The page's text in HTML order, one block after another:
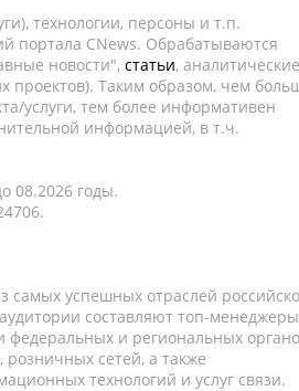
технологии, персоны и т.п.
портала CNews. Обрабатываются
новости", статьи, аналитические
проектов). Таким образом, чем
услуги, тем более информативен
информацией, в т.ч.
08.2026 годы.
самых успешных отраслей
составляют топ-
и региональных
сетей, а также
технологий и услуг связи.